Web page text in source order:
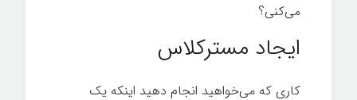
می‌کنی؟
ایجاد مسترکلاس
کاری که می‌خواهید انجام دهید اینکه یک